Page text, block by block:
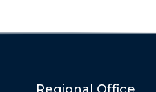
Regional Office